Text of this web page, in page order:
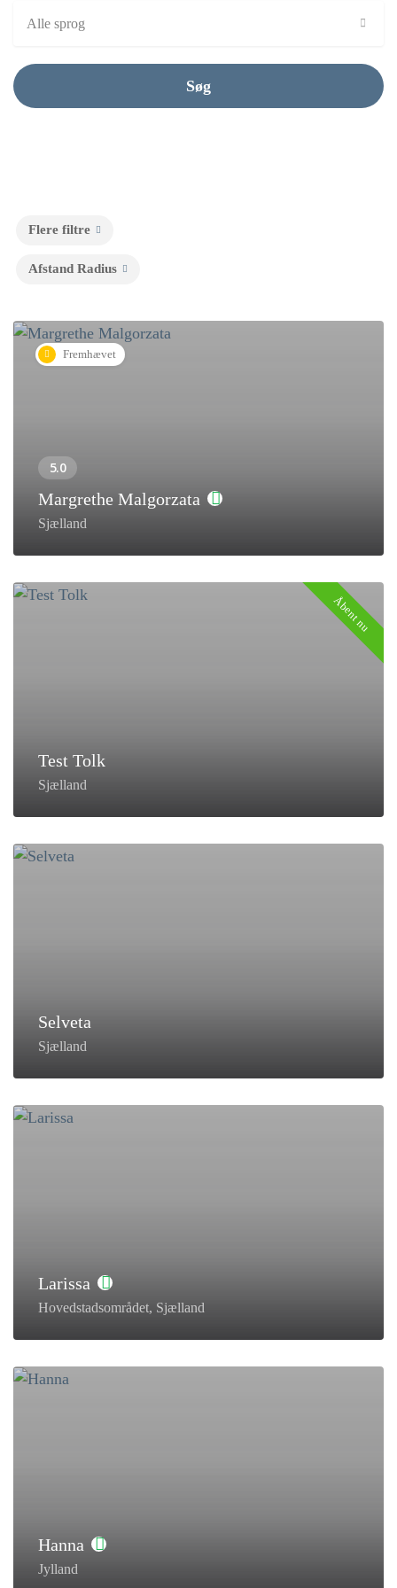
Alle sprog
Søg
Flere filtre
Afstand Radius
Fremhævet
Margrethe Malgorzata
Sjælland
Åbent nu
Test Tolk
Sjælland
Selveta
Sjælland
Larissa
Hovedstadsområdet, Sjælland
Hanna
Jylland